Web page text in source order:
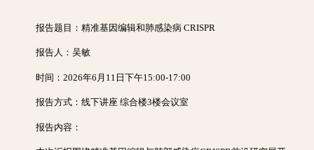
报告题目：精准基因编辑和肺感染病 CRISPR
报告人：吴敏
时间：2026年6月11日下午15:00-17:00
报告方式：线下讲座 综合楼3楼会议室
报告内容：